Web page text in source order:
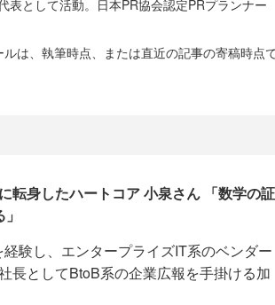
表として活動。日本PR協会認定PRプランナー
は、執筆時点、または直近の記事の寄稿時点
転身したハートコア 小泉さん 「数学の証
験し、エンタープライズIT系のベンダー
長としてBtoB系の企業広報を手掛ける加